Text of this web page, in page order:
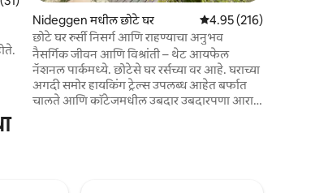
Nideggen मधील छोटे घर 5 पैकी 4.95 सरासरी रेटिंग,
4.95 (216)
छोटे घर रुर्सी निसर्ग आणि राहण्याचा अनुभव
नैसर्गिक जीवन आणि विश्रांती – थेट आयफेल
नॅशनल पार्कमध्ये. छोटेसे घर रर्सच्या वर आहे. घराच्या
अगदी समोर हायकिंग ट्रेल्स उपलब्ध आहेत बर्फात
चालते आणि कॉटेजमधील उबदार उबदारपणा आराम